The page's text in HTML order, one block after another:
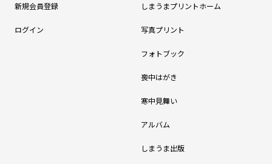
新規会員登録
ログイン
しまうまプリントホーム
写真プリント
フォトブック
喪中はがき
寒中見舞い
アルバム
しまうま出版